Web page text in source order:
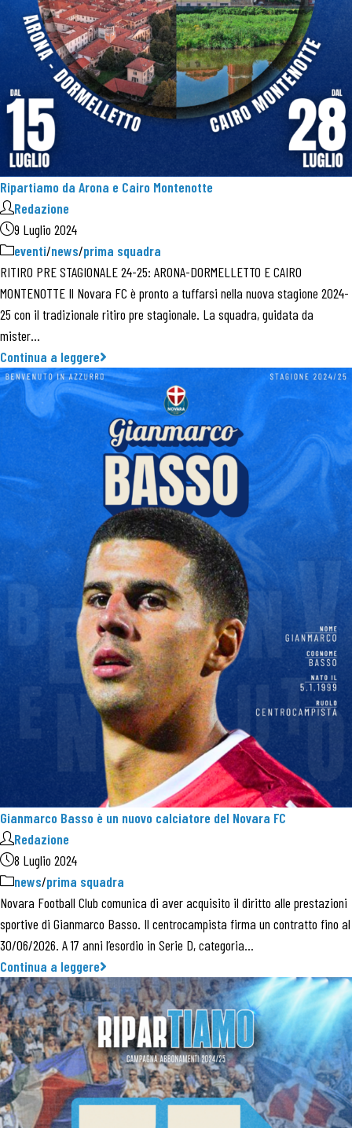
Ripartiamo da Arona e Cairo Montenotte
Redazione
9 Luglio 2024
eventi/news/prima squadra
RITIRO PRE STAGIONALE 24-25: ARONA-DORMELLETTO E CAIRO
MONTENOTTE Il Novara FC è pronto a tuffarsi nella nuova stagione 2024-
25 con il tradizionale ritiro pre stagionale. La squadra, guidata da
mister…
Continua a leggere
Gianmarco Basso è un nuovo calciatore del Novara FC
Redazione
8 Luglio 2024
news/prima squadra
Novara Football Club comunica di aver acquisito il diritto alle prestazioni
sportive di Gianmarco Basso. Il centrocampista firma un contratto fino al
30/06/2026. A 17 anni l’esordio in Serie D, categoria…
Continua a leggere